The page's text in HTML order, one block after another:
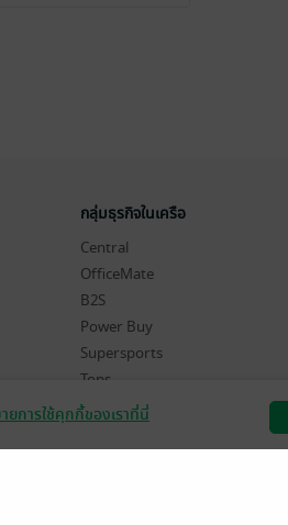
กลุ่มธุรกิจในเครือ
Central
OfficeMate
B2S
Power Buy
Supersports
Tops
Hytexts
สมัครขายอีบุ๊ก
ยการใช้คุกกี้ของเราที่นี่